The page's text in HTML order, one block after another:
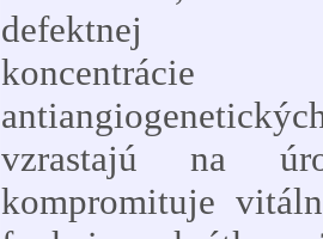
defektnej
koncentrácie
vzrastajú na
kompromituje